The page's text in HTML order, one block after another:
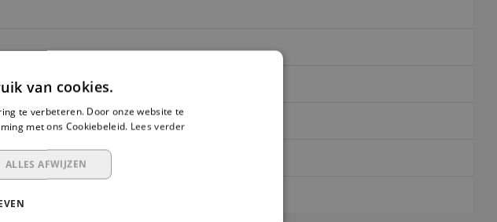
van cookies.
te verbeteren. Door onze website te
met ons Cookiebeleid. Lees verder
ALLES AFWIJZEN